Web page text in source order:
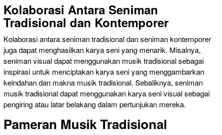
Kolaborasi Antara Seniman
Tradisional dan Kontemporer
Kolaborasi antara seniman tradisional dan seniman kontemporer
juga dapat menghasilkan karya seni yang menarik. Misalnya,
seniman visual dapat menggunakan musik tradisional sebagai
inspirasi untuk menciptakan karya seni yang menggambarkan
keindahan dan makna musik tradisional. Sebaliknya, seniman
musik tradisional dapat menggunakan karya seni visual sebagai
pengiring atau latar belakang dalam pertunjukan mereka.
Pameran Musik Tradisional